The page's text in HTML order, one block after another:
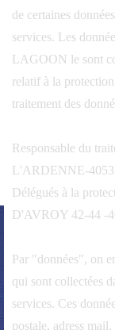
de certaines
services. Les
LAGOON le sont
relatif à la
traitement des
Responsable du
L'ARDENNE-
Délégués à la
D'AVROY 42-44 -
Par "données", on
qui sont collectées
services. Ces
postale, adress